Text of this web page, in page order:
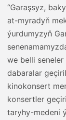
“Garaşsyz,
at-myradyň
ýurdumyzyň
we belli
dabaralar
kinokonsert
konsertler
taryhy-medeni